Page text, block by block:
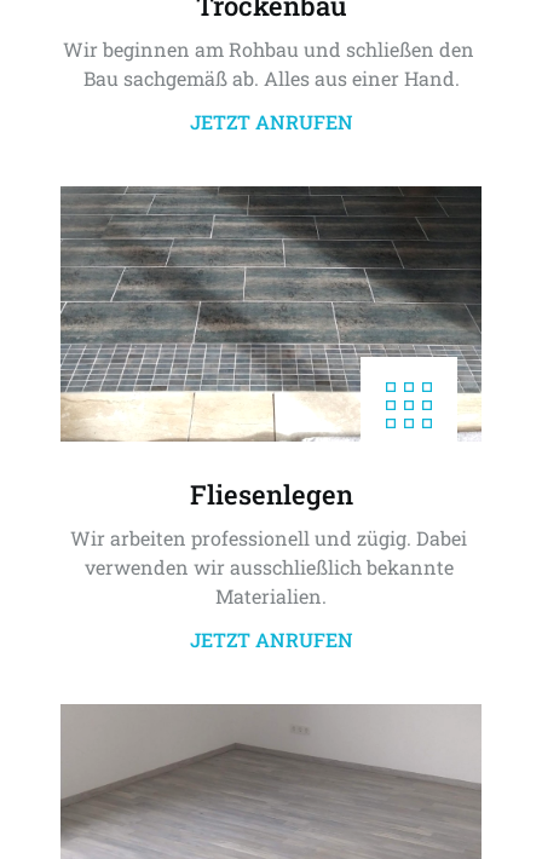
Wir beginnen am Rohbau und schließen den
Bau sachgemäß ab. Alles aus einer Hand.
JETZT ANRUFEN
Fliesenlegen
Wir arbeiten professionell und zügig. Dabei
verwenden wir ausschließlich bekannte
Materialien.
JETZT ANRUFEN